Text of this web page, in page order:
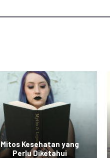
Mitos Kesehatan yang
Perlu Diketahui